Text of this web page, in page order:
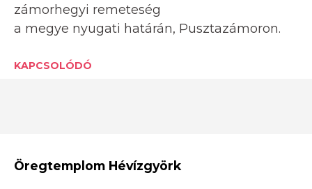
zámorhegyi remeteség
a megye nyugati határán, Pusztazámoron.
KAPCSOLÓDÓ
Öregtemplom Hévízgyörk